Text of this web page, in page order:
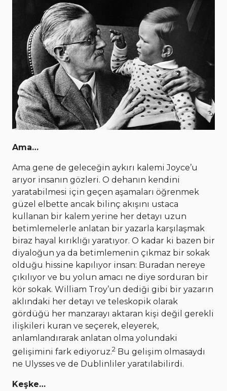
Ama…
Ama gene de geleceğin aykırı kalemi Joyce’u
arıyor insanın gözleri. O dehanın kendini
yaratabilmesi için geçen aşamaları öğrenmek
güzel elbette ancak bilinç akışını ustaca
kullanan bir kalem yerine her detayı uzun
betimlemelerle anlatan bir yazarla karşılaşmak
biraz hayal kırıklığı yaratıyor. O kadar ki bazen bir
diyaloğun ya da betimlemenin çıkmaz bir sokak
olduğu hissine kapılıyor insan: Buradan nereye
çıkılıyor ve bu yolun amacı ne diye sorduran bir
kör sokak. William Troy’un dediği gibi bir yazarın
aklındaki her detayı ve teleskopik olarak
gördüğü her manzarayı aktaran kişi değil gerekli
ilişkileri kuran ve seçerek, eleyerek,
anlamlandırarak anlatan olma yolundaki
gelişimini fark ediyoruz.2 Bu gelişim olmasaydı
ne Ulysses ve de Dublinliler yaratılabilirdi.
Keşke…